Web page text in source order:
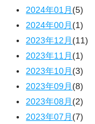
2024年01月(5)
2024年00月(1)
2023年12月(11)
2023年11月(1)
2023年10月(3)
2023年09月(8)
2023年08月(2)
2023年07月(7)